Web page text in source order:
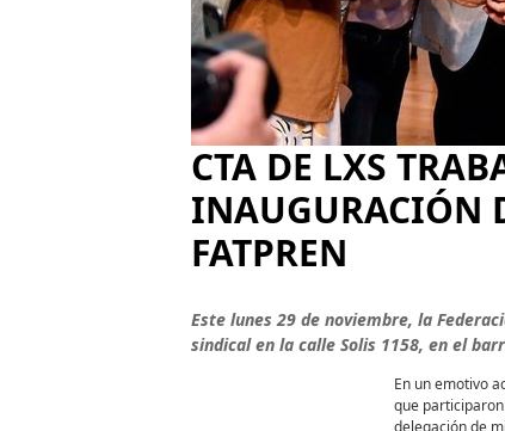
CTA DE LXS
INAUGURACIÓN
FATPREN
Este lunes 29 de noviembre, la
sindical en la calle Solis 1158, en el
En un emotivo
que
delegación de